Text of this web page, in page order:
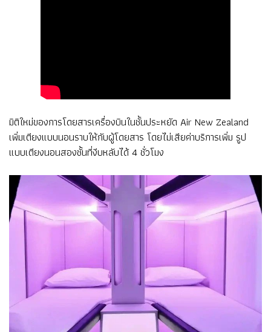
มิติใหม่ของการโดยสารเครื่องบินในชั้นประหยัด Air New Zealand
เพิ่มเตียงแบบนอนราบให้กับผู้โดยสาร โดยไม่เสียค่าบริการเพิ่ม รูป
แบบเตียงนอนสองชั้นที่งีบหลับได้ 4 ชั่วโมง